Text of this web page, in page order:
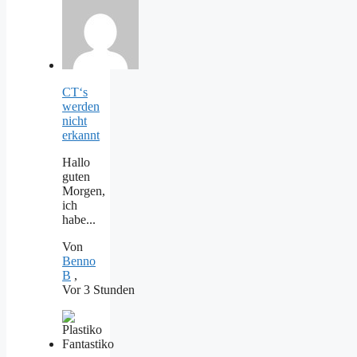
CT‘s
werden
nicht
erkannt
Hallo
guten
Morgen,
ich
habe...
Von
Benno
B ,
Vor 3 Stunden